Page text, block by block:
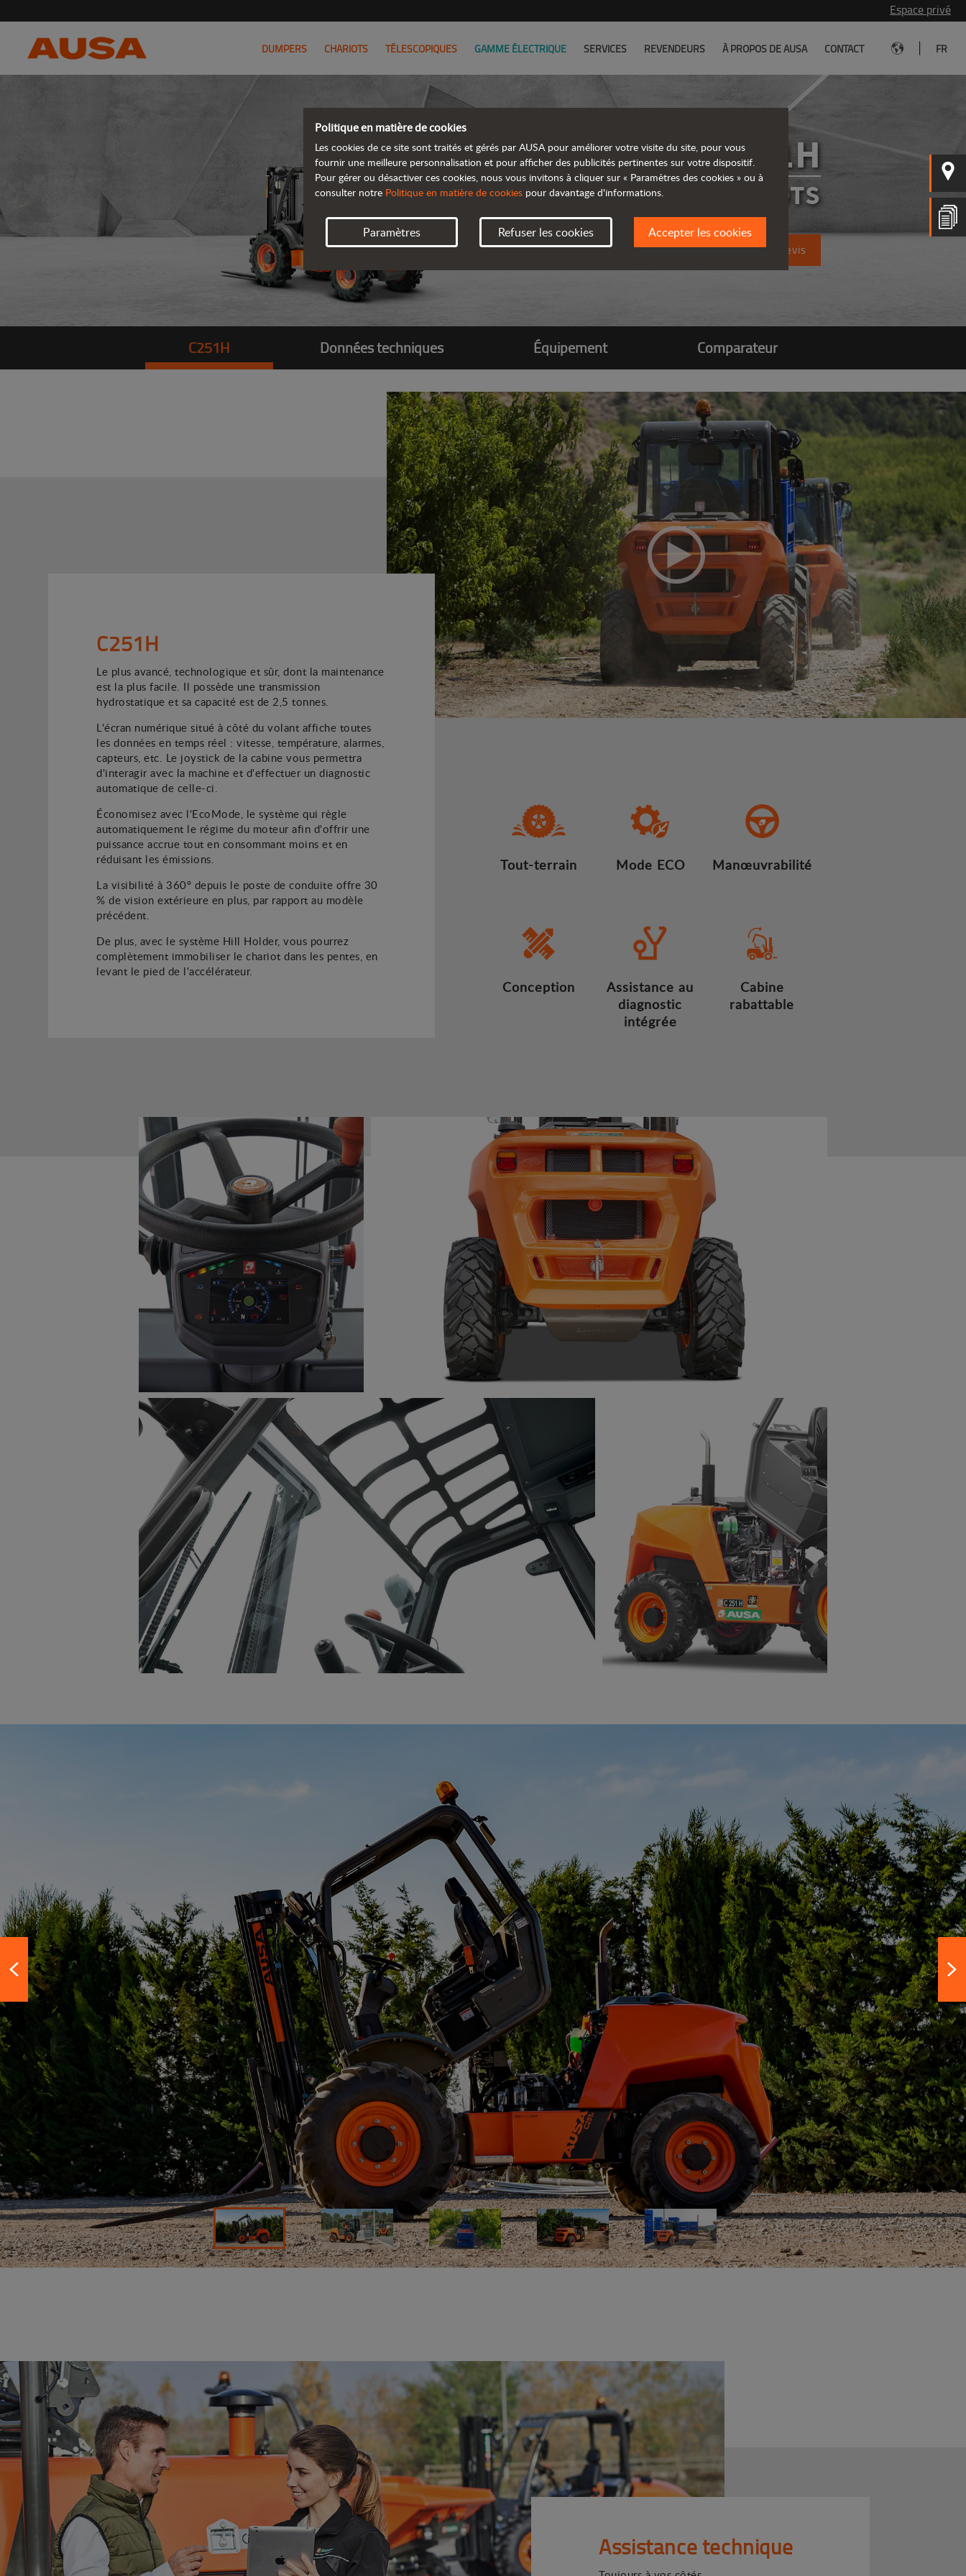
Espace privé
DUMPERS CHARIOTS TÉLESCOPIQUES GAMME ÉLECTRIQUE SERVICES REVENDEURS À PROPOS DE AUSA CONTACT FR
C251H
CHARIOTS
Demandez un devis
C251H Données techniques Équipement Comparateur
C251H
Le plus avancé, technologique et sûr, dont la maintenance
est la plus facile. Il possède une transmission
hydrostatique et sa capacité est de 2,5 tonnes.
L'écran numérique situé à côté du volant affiche toutes
les données en temps réel : vitesse, température, alarmes,
capteurs, etc. Le joystick de la cabine vous permettra
d'interagir avec la machine et d'effectuer un diagnostic
automatique de celle-ci.
Économisez avec l'EcoMode, le système qui règle
automatiquement le régime du moteur afin d'offrir une
puissance accrue tout en consommant moins et en
réduisant les émissions.
La visibilité à 360º depuis le poste de conduite offre 30
% de vision extérieure en plus, par rapport au modèle
précédent.
De plus, avec le système Hill Holder, vous pourrez
complètement immobiliser le chariot dans les pentes, en
levant le pied de l'accélérateur.
Tout-terrain Mode ECO Manœuvrabilité
Conception
Assistance au
diagnostic
intégrée
Cabine
rabattable
Assistance technique
Politique en matière de cookies
Les cookies de ce site sont traités et gérés par AUSA pour améliorer votre visite du site, pour vous
fournir une meilleure personnalisation et pour afficher des publicités pertinentes sur votre dispositif.
Pour gérer ou désactiver ces cookies, nous vous invitons à cliquer sur « Paramètres des cookies » ou à
consulter notre Politique en matière de cookies pour davantage d'informations.
Paramètres Refuser les cookies Accepter les cookies